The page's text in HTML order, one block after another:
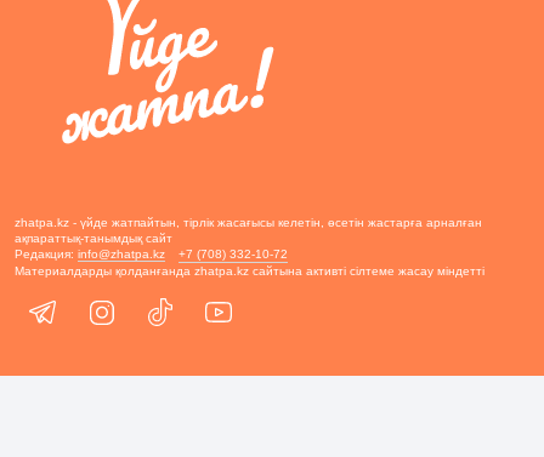
zhatpa.kz - үйде жатпайтын, тірлік жасағысы келетін, өсетін жастарға арналған
ақпараттық-танымдық сайт
Редакция: info@zhatpa.kz
+7 (708) 332-10-72
Материалдарды қолданғанда zhatpa.kz сайтына активті сілтеме жасау міндетті